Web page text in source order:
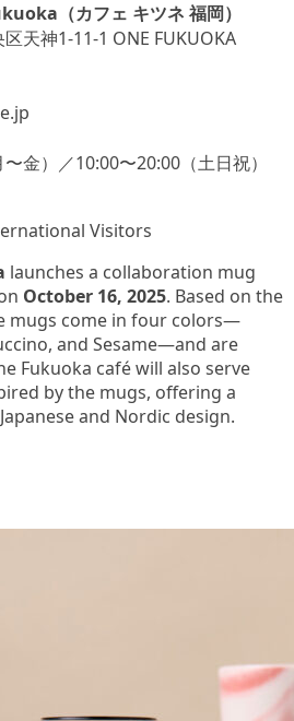
（カフェ キツネ 福岡）
天神1-11-1 ONE FUKUOKA
金）／10:00〜20:00（土日祝）
Visitors
launches a collaboration mug
October 16, 2025. Based on the
mugs come in four colors—
and Sesame—and are
Fukuoka café will also serve
by the mugs, offering a
and Nordic design.